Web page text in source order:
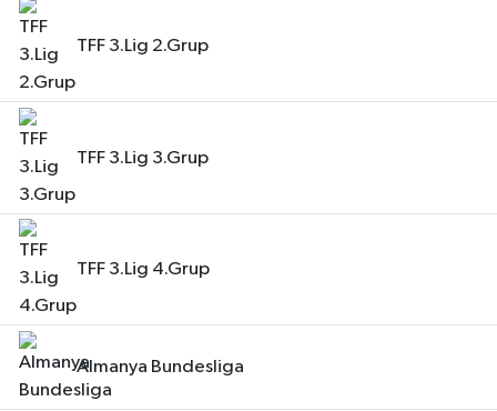
TFF 3.Lig 2.Grup
TFF 3.Lig 3.Grup
TFF 3.Lig 4.Grup
Almanya Bundesliga